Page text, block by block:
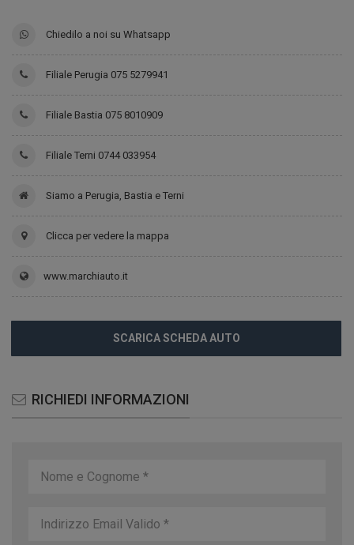
Chiedilo a noi su Whatsapp
Filiale Perugia 075 5279941
Filiale Bastia 075 8010909
Filiale Terni 0744 033954
Siamo a Perugia, Bastia e Terni
Clicca per vedere la mappa
www.marchiauto.it
SCARICA SCHEDA AUTO
RICHIEDI INFORMAZIONI